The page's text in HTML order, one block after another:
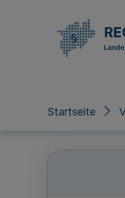
Startseite